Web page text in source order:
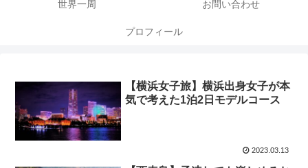
世界一周 お問い合わせ
プロフィール
【横浜女子旅】横浜出身女子が本
気で考えた1泊2日モデルコース
2023.03.13